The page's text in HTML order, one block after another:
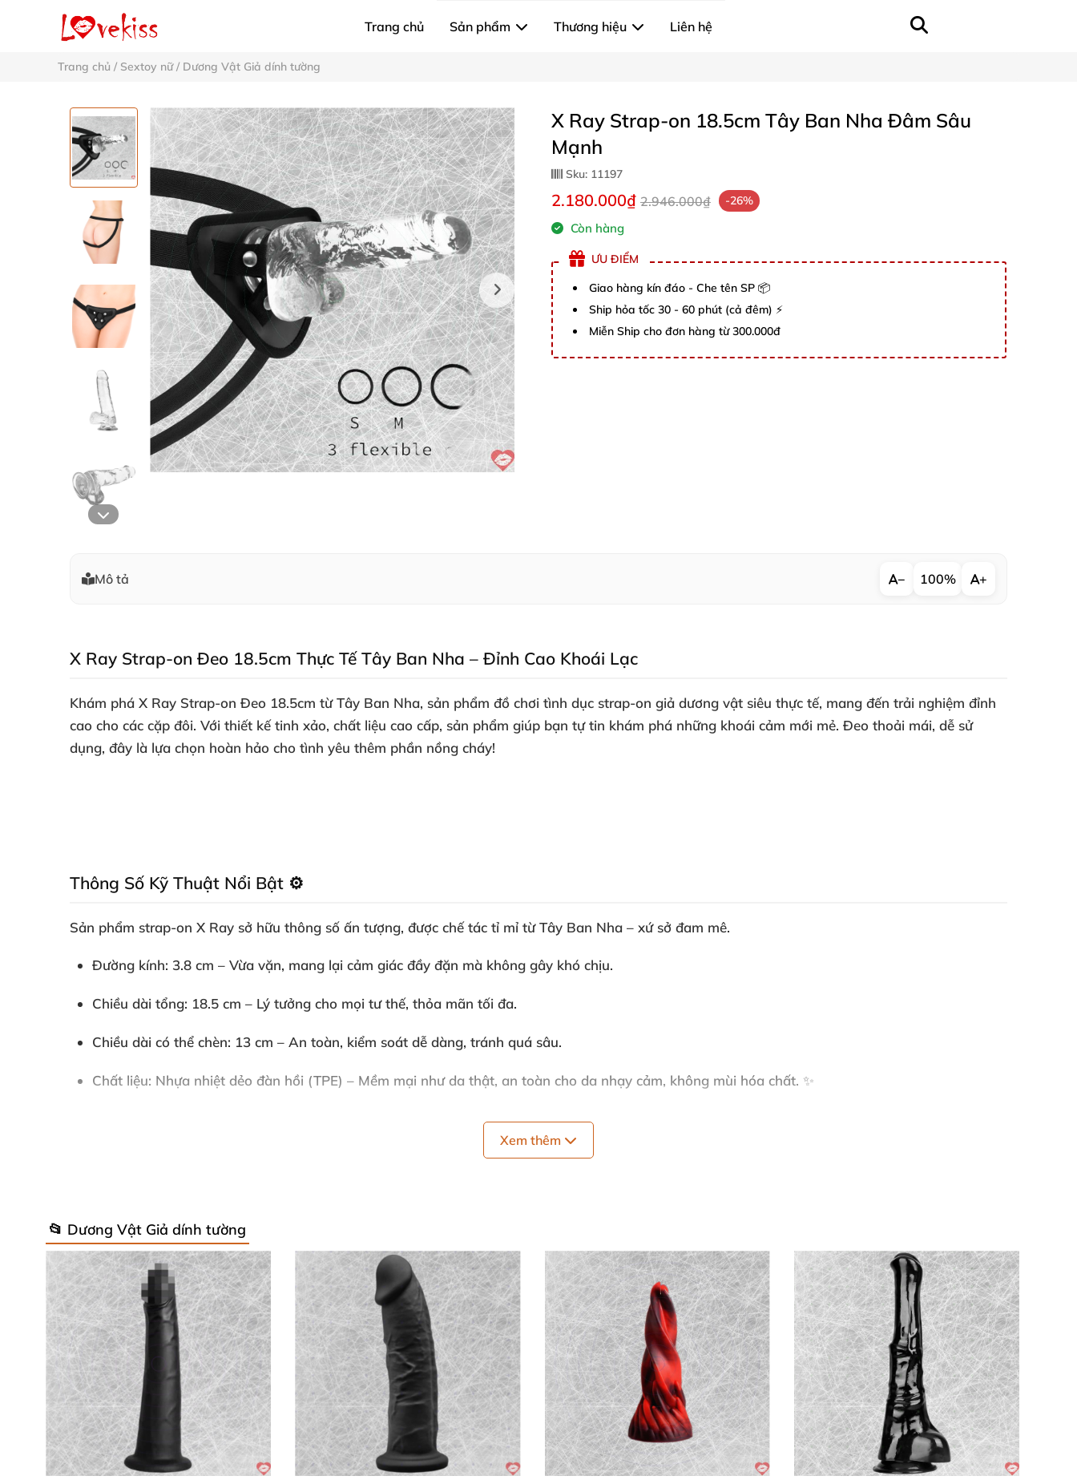
Trang chủ Sản phẩm Thương hiệu Liên hệ
Trang chủ / Sextoy nữ/ Dương Vật Giả dính tường
X Ray Strap-on 18.5cm Tây Ban Nha Đâm Sâu
Mạnh
Sku: 11197
2.180.000₫ 2.946.000₫ -26%
Còn hàng
ƯU ĐIỂM
Giao hàng kín đáo - Che tên SP 📦
Ship hỏa tốc 30 - 60 phút (cả đêm) ⚡
Miễn Ship cho đơn hàng từ 300.000đ
Mô tả − 100% +
X Ray Strap-on Đeo 18.5cm Thực Tế Tây Ban Nha – Đỉnh Cao Khoái Lạc
Khám phá X Ray Strap-on Đeo 18.5cm từ Tây Ban Nha, sản phẩm đồ chơi tình dục strap-on giả dương vật siêu thực tế, mang đến trải nghiệm đỉnh
cao cho các cặp đôi. Với thiết kế tinh xảo, chất liệu cao cấp, sản phẩm giúp bạn tự tin khám phá những khoái cảm mới mẻ. Đeo thoải mái, dễ sử
dụng, đây là lựa chọn hoàn hảo cho tình yêu thêm phần nồng cháy!
Thông Số Kỹ Thuật Nổi Bật ⚙️
Sản phẩm strap-on X Ray sở hữu thông số ấn tượng, được chế tác tỉ mỉ từ Tây Ban Nha – xứ sở đam mê.
Đường kính: 3.8 cm – Vừa vặn, mang lại cảm giác đầy đặn mà không gây khó chịu.
Chiều dài tổng: 18.5 cm – Lý tưởng cho mọi tư thế, thỏa mãn tối đa.
Chiều dài có thể chèn: 13 cm – An toàn, kiểm soát dễ dàng, tránh quá sâu. ️
Chất liệu: Nhựa nhiệt dẻo đàn hồi (TPE) – Mềm mại như da thật, an toàn cho da nhạy cảm, không mùi hóa chất. ✨
, chân thực như dương vật Tây Ban Nha đích thực.
Thiết Kế Thực Tế, Sử Dụng Dễ Dàng
Strap-on giả dương vật 18.5cmnổi bật với hình dáng mô phỏng chân thực , mạch máu sống động, đầu khấc bo tròn mịn màng. Chất liệu TPE cao
cấp đàn hồi vượt trội, ôm sát cơ thể , tạo cảm giác như phần mở rộng tự nhiêncủa bạn. Dễ dàng đeovà tháo rời
, phù hợp cho cả nam lẫn nữ dẫn dắt
cuộc chơi.
Sản phẩm chống trơn trượt, chịu lực tốt , lý tưởng chocác buổi ân ái kéo dài . Chúng tôi cam kết chất lượng châu Âu , giúp bạn tự tin tỏa sáng trong
phòng the. Không chỉ là đồ chơi, đây là "vũ khí bí mật" nâng tầm sự gắn kết cặp đôi! ❤️
Lợi Ích Vượt TrộiKhi Sử Dụng
Xem thêm
📂 Dương Vật Giả dính tường